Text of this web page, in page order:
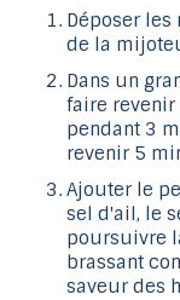
Déposer
de la
Dans un
faire
pendant 3
revenir 5
Ajouter le
sel d'ail, le
poursuivre
brassant
saveur des